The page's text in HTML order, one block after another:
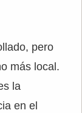
pero
más local.
la
en el